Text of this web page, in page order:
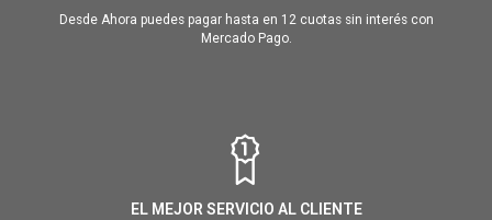
Desde Ahora puedes pagar hasta en 12 cuotas sin interés con
Mercado Pago.
EL MEJOR SERVICIO AL CLIENTE